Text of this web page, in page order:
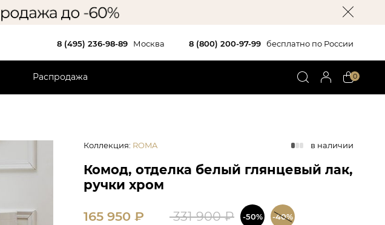
8 (495) 236-98-89 Москва 8 (800) 200-97-99 бесплатно по России
Распродажа 0
Коллекция: ROMA в наличии
Комод, отделка белый глянцевый лак,
ручки хром
165 950 ₽ 331 900₽ -50% -40%